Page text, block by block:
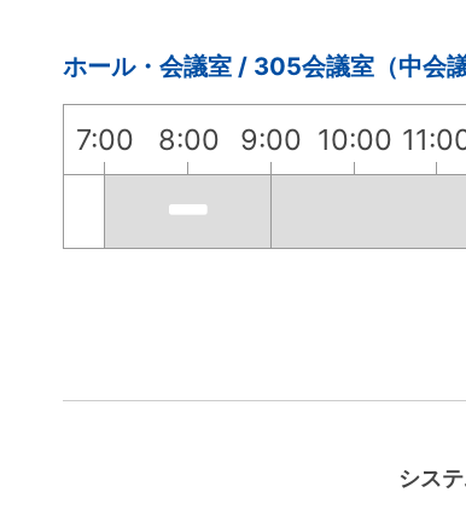
ホール・会議室 / 305会議室（中会議
7:00 8:00 9:00 10:00
シス